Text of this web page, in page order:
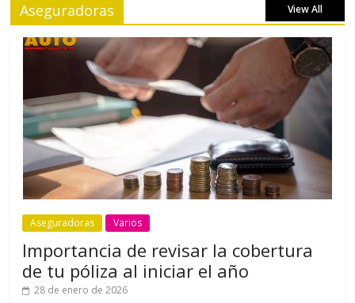
Aseguradoras View All
Aseguradoras Varios
Importancia de revisar la cobertura
de tu póliza al iniciar el año
28 de enero de 2026